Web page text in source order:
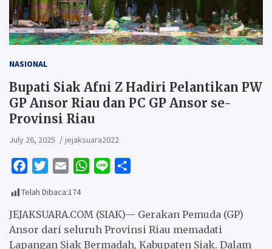
NASIONAL
Bupati Siak Afni Z Hadiri Pelantikan PW
GP Ansor Riau dan PC GP Ansor se-
Provinsi Riau
July 26, 2025 jejaksuara2022
c
e
b
o
i
t
t
e
a
i
l
W
t
s
A
e
r
e
Telah Dibaca:174
JEJAKSUARA.COM (SIAK)— Gerakan Pemuda (GP)
Ansor dari seluruh Provinsi Riau memadati
Lapangan Siak Bermadah, Kabupaten Siak. Dalam